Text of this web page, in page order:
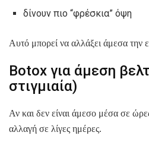
δίνουν πιο “φρέσκια” όψη
Αυτό μπορεί να αλλάξει άμεσα την
Botox για άμεση
στιγμιαία)
Αν και δεν είναι άμεσο μέσα σε
αλλαγή σε λίγες ημέρες.